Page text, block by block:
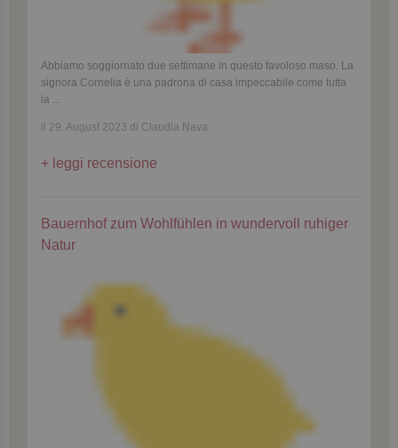
Abbiamo soggiornato due settimane in questo favoloso maso. La
signora Cornelia è una padrona di casa impeccabile come tutta
la
il 29. August 2023 di Claudia Nava
leggi recensione
Bauernhof zum Wohlfühlen in wundervoll ruhiger
Natur